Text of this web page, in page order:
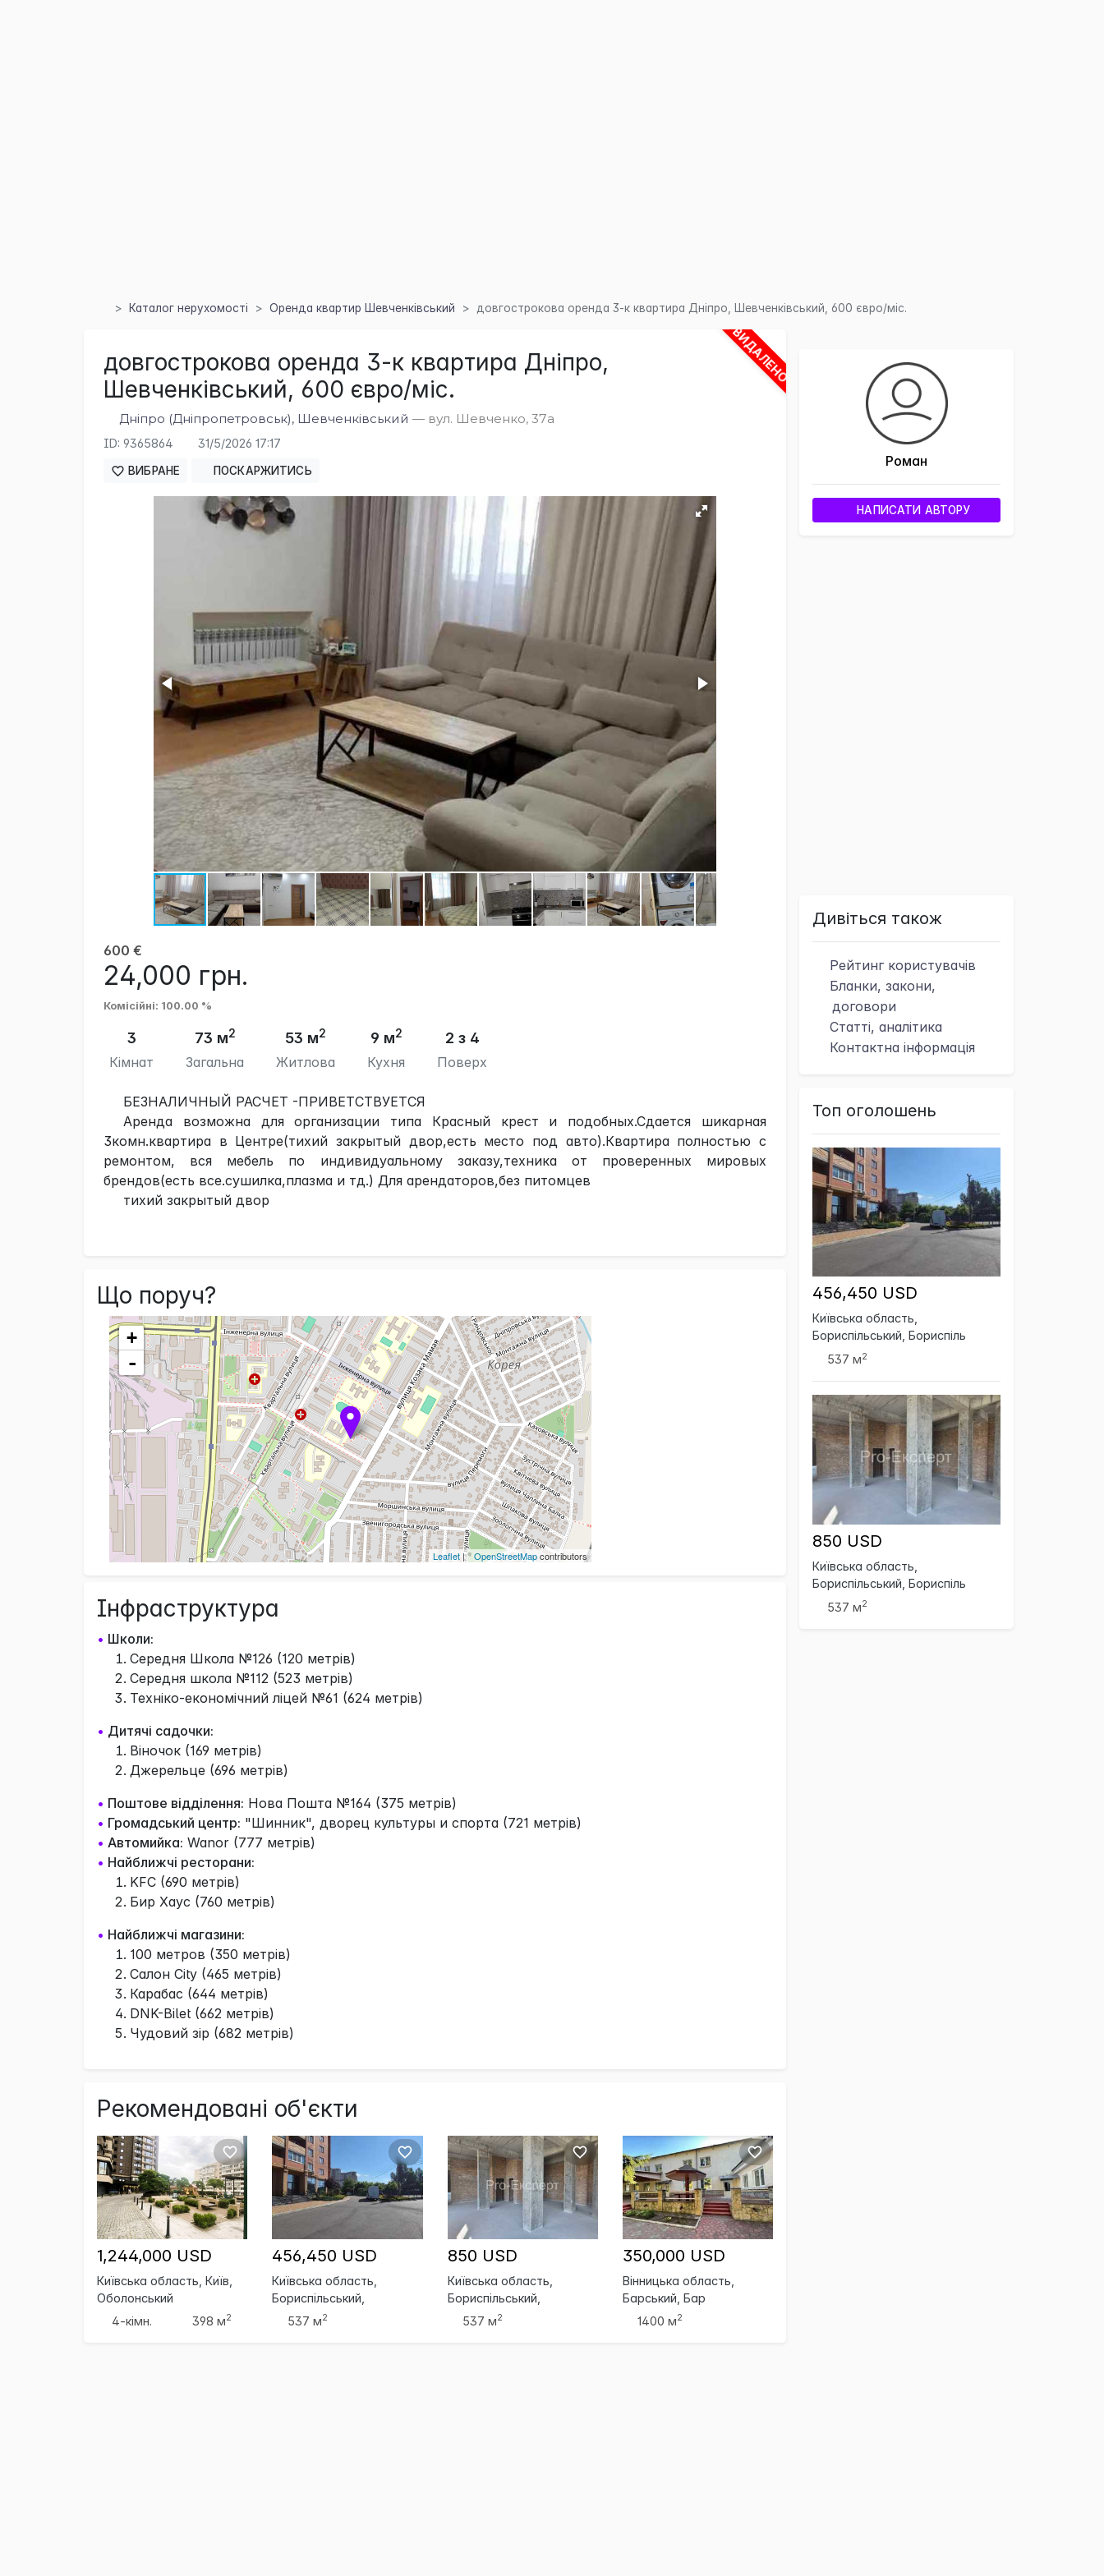
Каталог нерухомості Оренда квартир Шевченківський довгострокова оренда 3-к квартира Дніпро, Шевченківський, 600 євро/міс.
ВИДАЛЕНО
довгострокова оренда 3-к квартира Дніпро,
Шевченківський, 600 євро/міс.
Дніпро (Дніпропетровськ), Шевченківський — вул. Шевченко, 37а
ID: 9365864 31/5/2026 17:17
ВИБРАНЕ ПОСКАРЖИТИСЬ
600 €
24,000 грн.
Комісійні: 100.00 %
3
Кімнат
73 м2
Загальна
53 м2
Житлова
9 м2
Кухня
2 з 4
Поверх
БЕЗНАЛИЧНЫЙ РАСЧЕТ -ПРИВЕТСТВУЕТСЯ
Аренда возможна для организации типа Красный крест и подобных.Сдается шикарная
3комн.квартира в Центре(тихий закрытый двор,есть место под авто).Квартира полностью с
ремонтом, вся мебель по индивидуальному заказу,техника от проверенных мировых
брендов(есть все.сушилка,плазма и тд.) Для арендаторов,без питомцев
тихий закрытый двор
Що поруч?
+
-
Leaflet | ©OpenStreetMapcontributors
Інфраструктура
• Школи:
Середня Школа №126 (120 метрів)
Середня школа №112 (523 метрів)
Техніко-економічний ліцей №61 (624 метрів)
• Дитячі садочки:
Віночок (169 метрів)
Джерельце (696 метрів)
• Поштове відділення: Нова Пошта №164 (375 метрів)
• Громадський центр: "Шинник", дворец культуры и спорта (721 метрів)
• Автомийка: Wanor (777 метрів)
• Найближчі ресторани:
KFC (690 метрів)
Бир Хаус (760 метрів)
• Найближчі магазини:
100 метров (350 метрів)
Салон City (465 метрів)
Карабас (644 метрів)
DNK-Bilet (662 метрів)
Чудовий зір (682 метрів)
Рекомендовані об'єкти
1,244,000 USD
Київська область, Київ,
Оболонський
4-кімн.
398 м2
456,450 USD
Київська область,
Бориспільський,
Бориспіль
537 м2
850 USD
Київська область,
Бориспільський,
Бориспіль
537 м2
350,000 USD
Вінницька область,
Барський, Бар
1400 м2
Роман
НАПИСАТИ АВТОРУ
Дивіться також
Рейтинг користувачів
Бланки, закони,
договори
Статті, аналітика
Контактна інформація
Топ оголошень
456,450 USD
Київська область,
Бориспільський, Бориспіль
537 м2
850 USD
Київська область,
Бориспільський, Бориспіль
537 м2